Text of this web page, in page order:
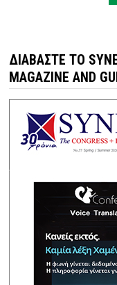
ΔΙΑΒΆΣΤΕ ΤΟ
MAGAZINE AND